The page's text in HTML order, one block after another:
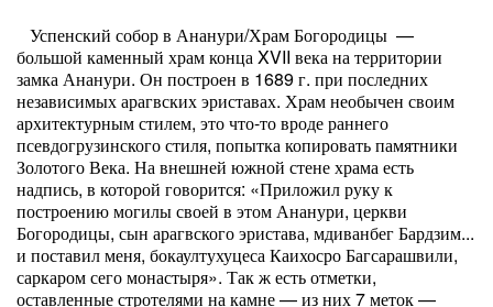
Успенский собор в Ананури/Храм Богородицы —
большой каменный храм конца XVII века на территории
замка Ананури. Он построен в 1689 г. при последних
независимых арагвских эриставах. Храм необычен своим
архитектурным стилем, это что-то вроде раннего
псевдогрузинского стиля, попытка копировать памятники
Золотого Века. На внешней южной стене храма есть
надпись, в которой говорится: «Приложил руку к
построению могилы своей в этом Ананури, церкви
Богородицы, сын арагвского эристава, мдиванбег Бардзим...
и поставил меня, бокаултухуцеса Каихосро Багсарашвили,
саркаром сего монастыря». Так ж есть отметки,
оставленные стротелями на камне — из них 7 меток —